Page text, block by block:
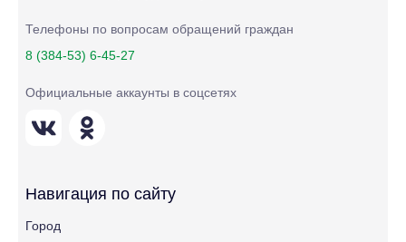
Телефоны по вопросам обращений граждан
8 (384-53) 6-45-27
Официальные аккаунты в соцсетях
Навигация по сайту
Город